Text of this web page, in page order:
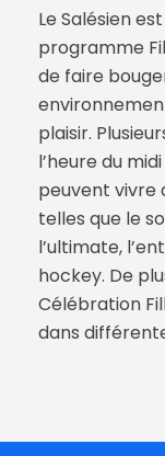
Le Salésien
programme
de faire
plaisir.
l’heure du
peuvent vivre
telles que le
l’ultimate,
hockey. De
Célébration
dans